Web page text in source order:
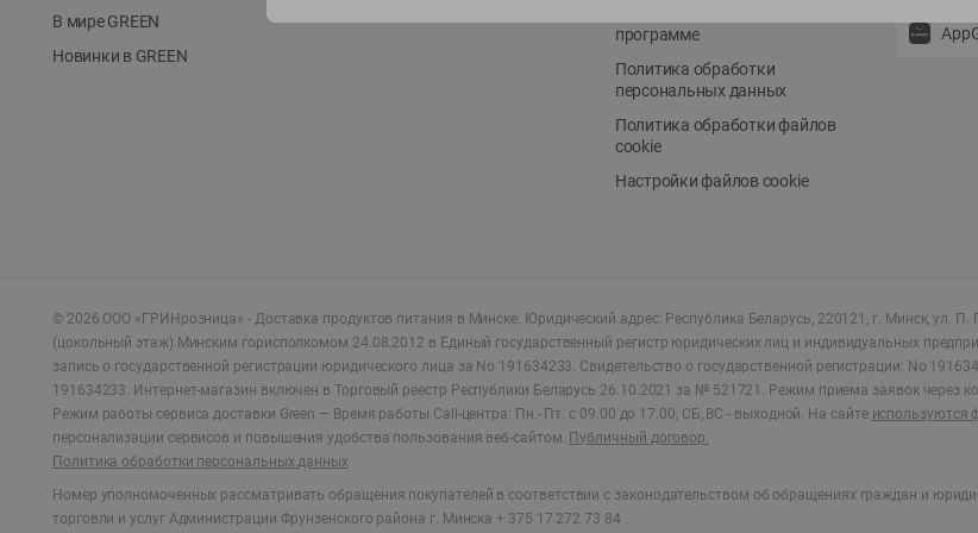
В мире GREEN
Новинки в GREEN
программе
Политика обработки
персональных данных
Политика обработки файлов
cookie
Настройки файлов cookie
© 2026 ООО «ГРИНрозница» - Доставка продуктов питания в Минске. Юридический адрес: Республика Беларусь, 220121, г. Минск, ул. П.
(цокольный этаж) Минским горисполкомом 24.08.2012 в Единый государственный регистр юридических лиц и индивидуальных
запись о государственной регистрации юридического лица за No 191634233. Свидетельство о государственной регистрации: No
191634233. Интернет-магазин включен в Торговый реестр Республики Беларусь 26.10.2021 за № 521721. Режим приема заявок через
Режим работы сервиса доставки Green — Время работы Call-центра: Пн.- Пт. с 09.00 до 17.00, СБ, ВС - выходной. На сайте используются
персонализации сервисов и повышения удобства пользования веб-сайтом. Публичный договор.
Политика обработки персональных данных
Номер уполномоченных рассматривать обращения покупателей в соответствии с законодательством об обращениях граждан и
торговли и услуг Администрации Фрунзенского района г. Минска + 375 17 272 73 84 .